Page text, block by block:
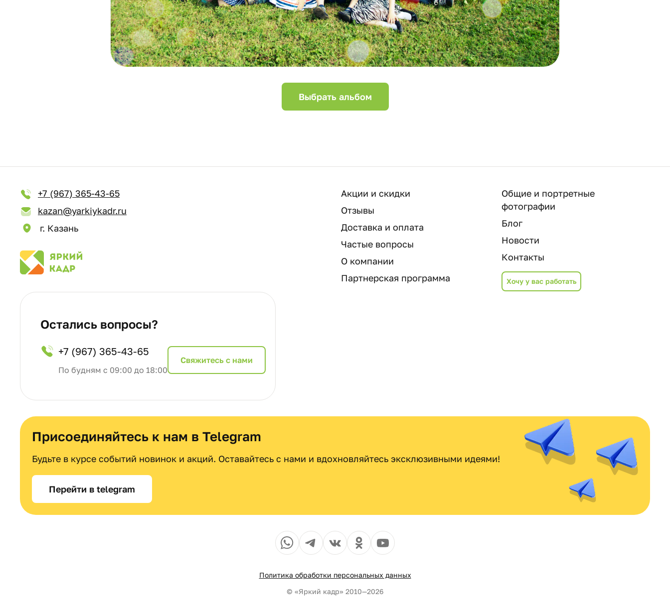
Выбрать альбом
+7 (967) 365-43-65
kazan@yarkiykadr.ru
г. Казань
Акции и скидки
Отзывы
Доставка и оплата
Частые вопросы
О компании
Партнерская программа
Общие и портретные
фотографии
Блог
Новости
Контакты
Хочу у вас работать
Остались вопросы?
+7 (967) 365-43-65
По будням с 09:00 до 18:00
Cвяжитесь с нами
Присоединяйтесь к нам в Telegram
Будьте в курсе событий новинок и акций. Оставайтесь с нами и вдохновляйтесь эксклюзивными идеями!
Перейти в telegram
Политика обработки персональных данных
© «Яркий кадр» 2010—2026